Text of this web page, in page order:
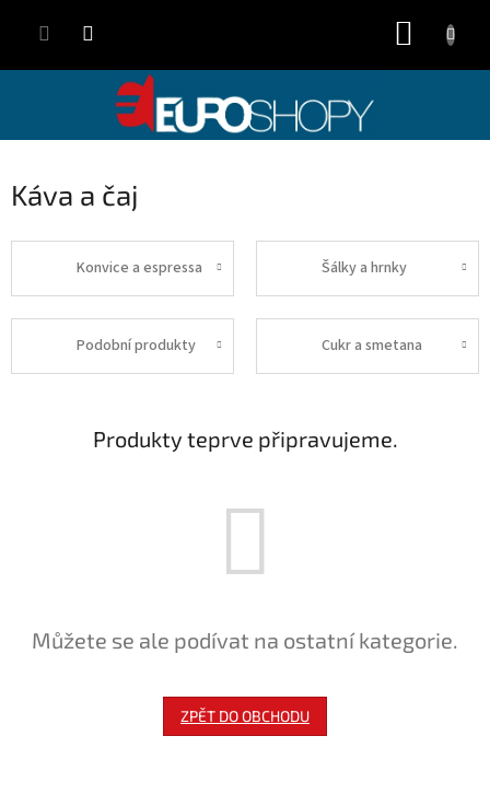
Káva a čaj
Konvice a espressa Šálky a hrnky
Podobní produkty Cukr a smetana
Produkty teprve připravujeme.
Můžete se ale podívat na ostatní kategorie.
ZPĚT DO OBCHODU